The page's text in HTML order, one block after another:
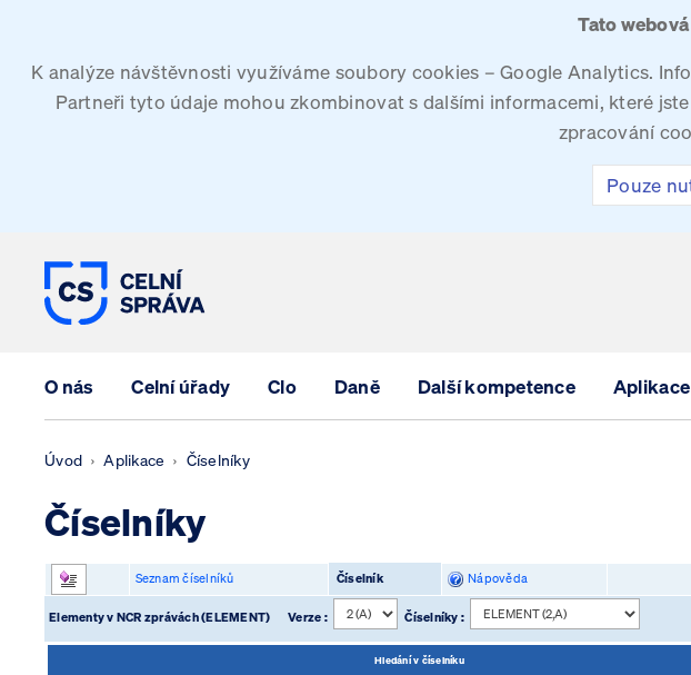
Tato
K analýze návštěvnosti využíváme soubory cookies – Google Analytics.
Partneři tyto údaje mohou zkombinovat s dalšími informacemi, které
zpracování
Pouze
O nás Celní úřady Clo Daně Další kompetence Aplikace
Úvod Aplikace Číselníky
Číselníky
Seznam číselníků Číselník Nápověda
Elementy v NCR zprávách (ELEMENT) Verze : Číselníky :
Hledání v číselníku